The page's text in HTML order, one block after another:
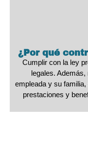
¿Por qué
Cumplir con la ley
legales.
empleada y su
prestaciones y